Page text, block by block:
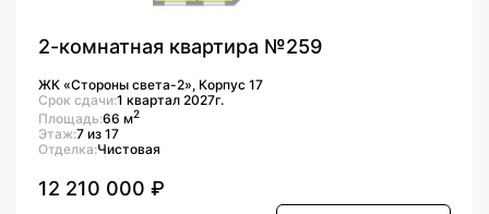
2-комнатная квартира №259
ЖК «Стороны света-2», Корпус 17
Срок сдачи:1 квартал 2027г.
Площадь:66 м2
Этаж:7 из 17
Отделка:Чистовая
12 210 000 ₽